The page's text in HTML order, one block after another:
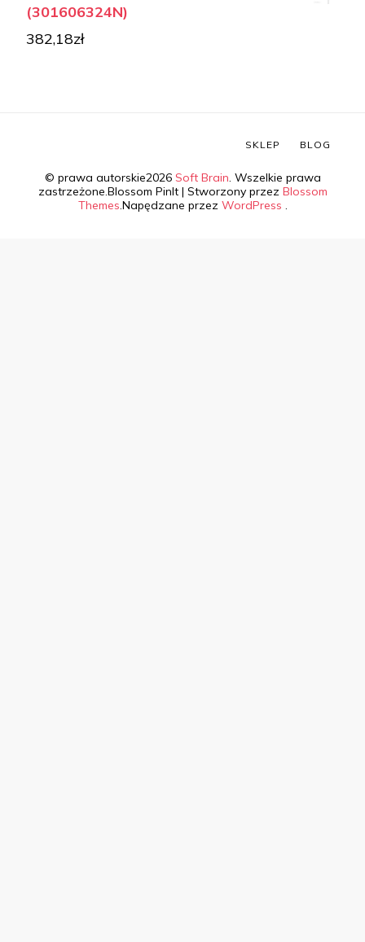
(301606324N)
382,18zł
© prawa autorskie2026 Soft Brain. Wszelkie prawa
zastrzeżone.Blossom PinIt | Stworzony przez Blossom
Themes.Napędzane przez WordPress .
SKLEP BLOG